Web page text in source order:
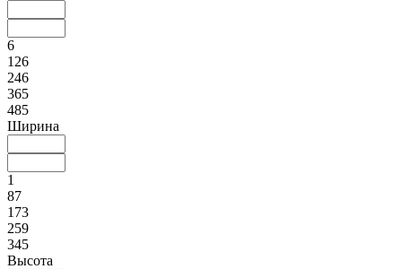
6
126
246
365
485
Ширина
1
87
173
259
345
Высота